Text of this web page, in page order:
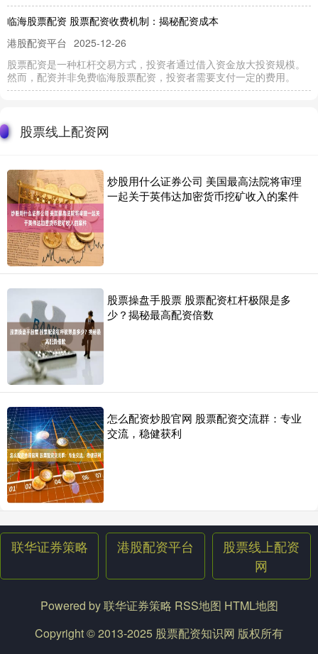
临海股票配资 股票配资收费机制：揭秘配资成本
港股配资平台 2025-12-26
股票配资是一种杠杆交易方式，投资者通过借入资金放大投资规模。
然而，配资并非免费临海股票配资，投资者需要支付一定的费用。
股票线上配资网 2025-03-04
期货配资门户 青海炒股配资：助你资金倍增，投资无忧
联华证券策略 2025-05-06
在青海期货配资门户，炒股配资已成为一种热门的投资方式，它可以
帮助投资者放大资金，获得更高的收益。 2. 基金经理的能力和
珠海股票配资公司 重要科技ETF再平衡，英伟达将迎百亿美元买入，
苹果权重遭狂砍
联华证券策略
2025-03-04
科技精选行业SPDR基金（XLK）追踪的指数将于本周结束时正式再平
衡。据SPDR Americas Research主管
股票配资是怎么收费的 低空经济发展加速 碳纤维行业迎增量市场
港股配资平台 2025-03-04
●本报记者张鹏飞股票配资是怎么收费的 * **放大投资规模：**通过配
资，投资者可以将自己的资金放大数倍，从而增加投资收
股票线上配资网
炒股用什么证券公司 美国最高法院将审理
一起关于英伟达加密货币挖矿收入的案件
股票操盘手股票 股票配资杠杆极限是多
少？揭秘最高配资倍数
怎么配资炒股官网 股票配资交流群：专业
交流，稳健获利
联华证券策略 港股配资平台
股票线上配资
网
Powered by联华证券策略 RSS地图 HTML地图
Copyright© 2013-2025 股票配资知识网 版权所有